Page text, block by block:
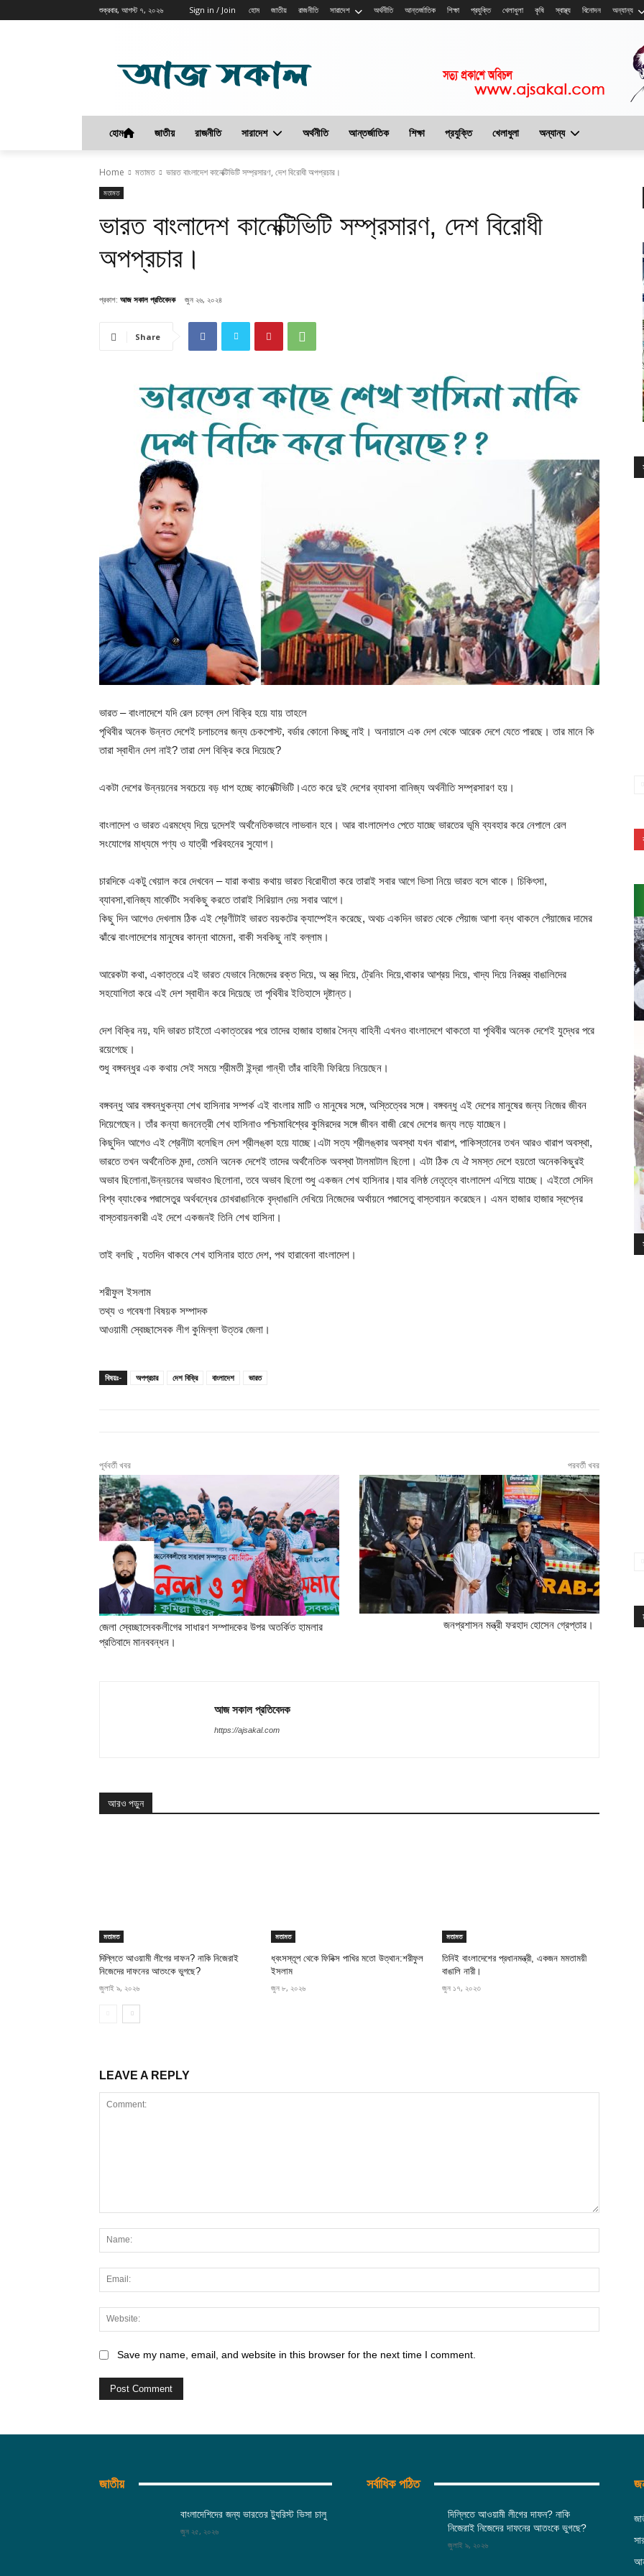
শুক্রবার, আগস্ট ৭, ২০২৬ Sign in / Join হোম জাতীয় রাজনীতি সারাদেশ অর্থনীতি আন্তর্জাতিক শিক্ষা প্রযুক্তি খেলাধুলা কৃষি স্বাস্থ্য বিনোদন অন্যান্য
হোম জাতীয় রাজনীতি সারাদেশ অর্থনীতি আন্তর্জাতিক শিক্ষা প্রযুক্তি খেলাধুলা অন্যান্য
Home মতামত ভারত বাংলাদেশ কানেক্টিভিটি সম্প্রসারণ, দেশ বিরোধী অপপ্রচার।
মতামত
ভারত বাংলাদেশ কানেক্টিভিটি সম্প্রসারণ, দেশ বিরোধী
অপপ্রচার।
প্রকাশ: আজ সকাল প্রতিবেদক জুন ২৬, ২০২৪
Share
ভারত – বাংলাদেশে যদি রেল চল্লে দেশ বিক্রি হয়ে যায় তাহলে
পৃথিবীর অনেক উন্নত দেশেই চলাচলের জন্য চেকপোস্ট, বর্ডার কোনো কিচ্ছু নাই। অনায়াসে এক দেশ থেকে আরেক দেশে যেতে পারছে। তার মানে কি
তারা স্বাধীন দেশ নাই? তারা দেশ বিক্রি করে দিয়েছে?
একটা দেশের উন্নয়নের সবচেয়ে বড় ধাপ হচ্ছে কানেক্টিভিটি।এতে করে দুই দেশের ব্যাবসা বানিজ্য অর্থনীতি সম্প্রসারণ হয়।
বাংলাদেশ ও ভারত এরমধ্যে দিয়ে দুদেশই অর্থনৈতিকভাবে লাভবান হবে। আর বাংলাদেশও পেতে যাচ্ছে ভারতের ভূমি ব্যবহার করে নেপালে রেল
সংযোগের মাধ্যমে পণ্য ও যাত্রী পরিবহনের সুযোগ।
চারদিকে একটু খেয়াল করে দেখবেন – যারা কথায় কথায় ভারত বিরোধীতা করে তারাই সবার আগে ভিসা নিয়ে ভারত বসে থাকে। চিকিৎসা,
ব্যাবসা,বানিজ্য মার্কেটিং সবকিছু করতে তারাই সিরিয়াল দেয় সবার আগে।
কিছু দিন আগেও দেখলাম ঠিক এই শ্রেণীটাই ভারত বয়কটের ক্যাম্পেইন করেছে, অথচ একদিন ভারত থেকে পেঁয়াজ আশা বন্ধ থাকলে পেঁয়াজের দামের
ঝাঁঝে বাংলাদেশের মানুষের কান্না থামেনা, বাকী সবকিছু নাই বল্লাম।
আরেকটা কথা, একাত্তরে এই ভারত যেভাবে নিজেদের রক্ত দিয়ে, অ স্ত্র দিয়ে, ট্রেনিং দিয়ে,থাকার আশ্রয় দিয়ে, খাদ্য দিয়ে নিরস্ত্র বাঙালিদের
সহযোগিতা করে এই দেশ স্বাধীন করে দিয়েছে তা পৃথিবীর ইতিহাসে দৃষ্টান্ত।
দেশ বিক্রি নয়, যদি ভারত চাইতো একাত্তরের পরে তাদের হাজার হাজার সৈন্য বাহিনী এখনও বাংলাদেশে থাকতো যা পৃথিবীর অনেক দেশেই যুদ্ধের পরে
রয়েগেছে।
শুধু বঙ্গবন্ধুর এক কথায় সেই সময়ে শ্রীমতী ইন্দ্রা গান্ধী তাঁর বাহিনী ফিরিয়ে নিয়েছেন।
বঙ্গবন্ধু আর বঙ্গবন্ধুকন্যা শেখ হাসিনার সম্পর্ক এই বাংলার মাটি ও মানুষের সঙ্গে, অস্তিত্বের সঙ্গে। বঙ্গবন্ধু এই দেশের মানুষের জন্য নিজের জীবন
দিয়েগেছেন। তাঁর কন্যা জননেত্রী শেখ হাসিনাও পশ্চিমাবিশ্বের কুমিরদের সঙ্গে জীবন বাজী রেখে দেশের জন্য লড়ে যাচ্ছেন।
কিছুদিন আগেও এই শ্রেনীটা বলেছিল দেশ শ্রীলঙ্কা হয়ে যাচ্ছে।এটা সত্য শ্রীলঙ্কার অবস্থা যখন খারাপ, পাকিস্তানের তখন আরও খারাপ অবস্থা,
ভারতে তখন অর্থনৈতিক মন্দা, তেমনি অনেক দেশেই তাদের অর্থনৈতিক অবস্থা টালমাটাল ছিলো। এটা ঠিক যে ঐ সমস্ত দেশে হয়তো অনেককিছুরই
অভাব ছিলোনা,উন্নয়নের অভাবও ছিলোনা, তবে অভাব ছিলো শুধু একজন শেখ হাসিনার।যার বলিষ্ঠ নেতৃত্বে বাংলাদেশ এগিয়ে যাচ্ছে। এইতো সেদিন
বিশ্ব ব্যাংকের পদ্মাসেতুর অর্থবন্ধের চোখরাঙানিকে বৃদ্ধাঙালি দেখিয়ে নিজেদের অর্থায়নে পদ্মাসেতু বাস্তবায়ন করেছেন। এমন হাজার হাজার স্বপ্নের
বাস্তবায়নকারী এই দেশে একজনই তিনি শেখ হাসিনা।
তাই বলছি , যতদিন থাকবে শেখ হাসিনার হাতে দেশ, পথ হারাবেনা বাংলাদেশ।
শরীফুল ইসলাম
তথ্য ও গবেষণা বিষয়ক সম্পাদক
আওয়ামী স্বেচ্ছাসেবক লীগ কুমিল্লা উত্তর জেলা।
বিষয়ঃ- অপপ্রচার দেশ বিক্রি বাংলাদেশ ভারত
পূর্ববর্তী খবর
জেলা স্বেচ্ছাসেবকলীগের সাধারণ সম্পাদকের উপর অতর্কিত হামলার
প্রতিবাদে মানববন্ধন।
পরবর্তী খবর
জনপ্রশাসন মন্ত্রী ফরহাদ হোসেন গ্রেপ্তার।
আজ সকাল প্রতিবেদক
https://ajsakal.com
আরও পড়ুন
মতামত
দিল্লিতে আওয়ামী লীগের দাফন? নাকি নিজেরাই
নিজেদের দাফনের আতংকে ভুগছে?
জুলাই ৯, ২০২৬
মতামত
ধ্বংসস্তূপ থেকে ফিনিক্স পাখির মতো উত্থান:শরীফুল
ইসলাম
জুন ৮, ২০২৬
মতামত
তিনিই বাংলাদেশের প্রধানমন্ত্রী, একজন মমতাময়ী
বাঙালি নারী।
জুন ১৭, ২০২৩
LEAVE A REPLY
Save my name, email, and website in this browser for the next time I comment.
জাতীয়
বাংলাদেশিদের জন্য ভারতের ট্যুরিস্ট ভিসা চালু
জুন ২৫, ২০২৬
সর্বাধিক পঠিত
দিল্লিতে আওয়ামী লীগের দাফন? নাকি
নিজেরাই নিজেদের দাফনের আতংকে ভুগছে?
জুলাই ৯, ২০২৬